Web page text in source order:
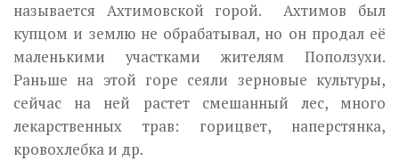
называется Ахтимовской горой. Ахтимов был
купцом и землю не обрабатывал, но он продал её
маленькими участками жителям Поползухи.
Раньше на этой горе сеяли зерновые культуры,
сейчас на ней растет смешанный лес, много
лекарственных трав: горицвет, наперстянка,
кровохлебка и др.